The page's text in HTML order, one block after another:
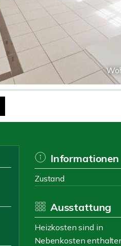
Informationen
Zustand
Ausstattung
Heizkosten sind in
Nebenkosten